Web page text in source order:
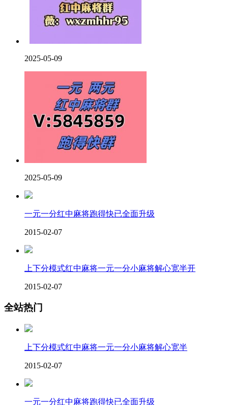
2025-05-09
2025-05-09
一元一分红中麻将跑得快已全面升级
2015-02-07
上下分模式红中麻将一元一分小麻将解心宽半开
2015-02-07
全站热门
上下分模式红中麻将一元一分小麻将解心宽半
2015-02-07
一元一分红中麻将跑得快已全面升级